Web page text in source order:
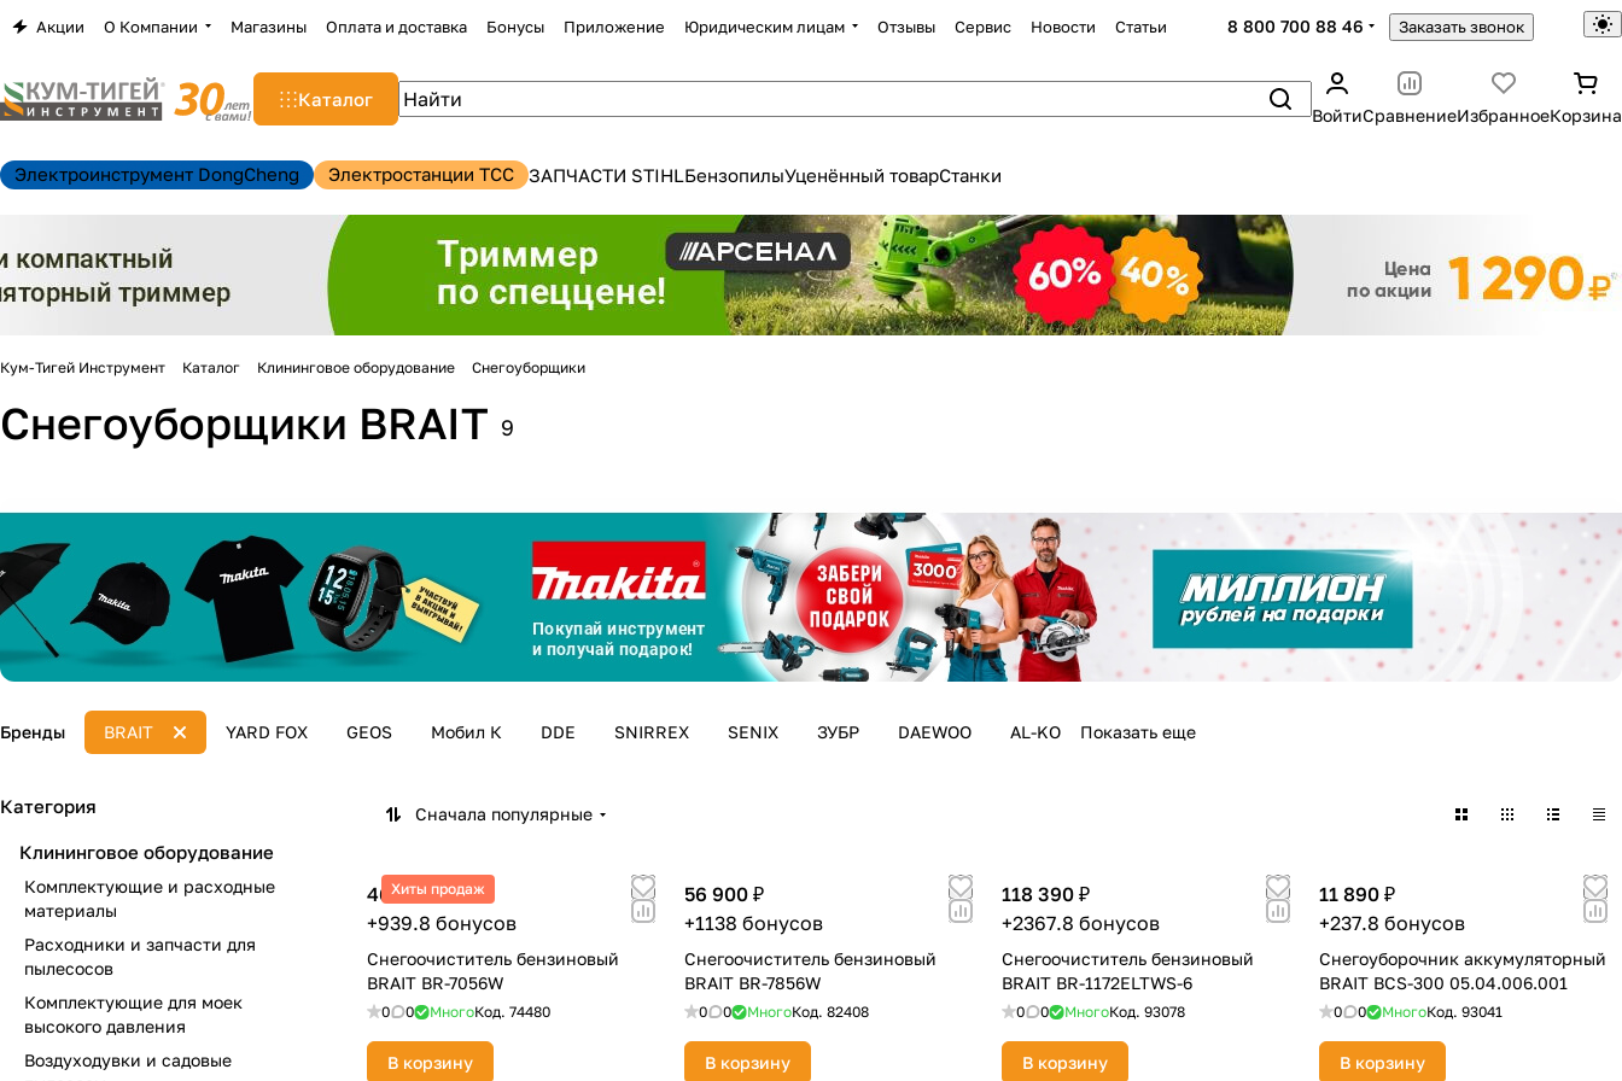
Акции О Компании Магазины Оплата и доставка Бонусы Приложение Юридическим лицам Отзывы Сервис Новости Статьи 8 800 700 88 46 Заказать звонок
Каталог
ВойтиСравнениеИзбранноеКорзина
Электроинструмент DongCheng Электростанции TCC ЗАПЧАСТИ STIHLБензопилыУценённый товарСтанки
Кум-Тигей Инструмент Каталог Клининговое оборудование Снегоуборщики
Снегоуборщики BRAIT 9
Бренды YARD FOX GEOS Мобил К DDE SNIRREX SENIX ЗУБР DAEWOO
BRAIT AL-KO Показать еще
Сначала популярные
Хиты продаж
46 990 ₽
+939.8 бонусов
Снегоочиститель бензиновый
BRAIT BR-7056W
0 0 МногоКод. 74480
В корзину
56 900 ₽
+1138 бонусов
Снегоочиститель бензиновый
BRAIT BR-7856W
0 0 МногоКод. 82408
В корзину
118 390 ₽
+2367.8 бонусов
Снегоочиститель бензиновый
BRAIT BR-1172ELTWS-6
0 0 МногоКод. 93078
В корзину
11 890 ₽
+237.8 бонусов
Снегоуборочник аккумуляторный
BRAIT BСS-300 05.04.006.001
0 0 МногоКод. 93041
В корзину
Категория
Клининговое оборудование
Комплектующие и расходные
материалы
Расходники и запчасти для
пылесосов
Комплектующие для моек
высокого давления
Воздуходувки и садовые
Закрыть
на частибез переплат
График платежей
Сегодня
Оплачивайте сегодня только
% картой любого банка
Получайте товарвыбранный способом